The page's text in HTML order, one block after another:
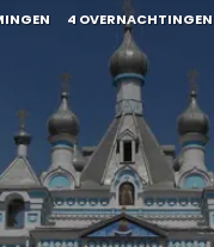
4 OVERNACHTINGEN